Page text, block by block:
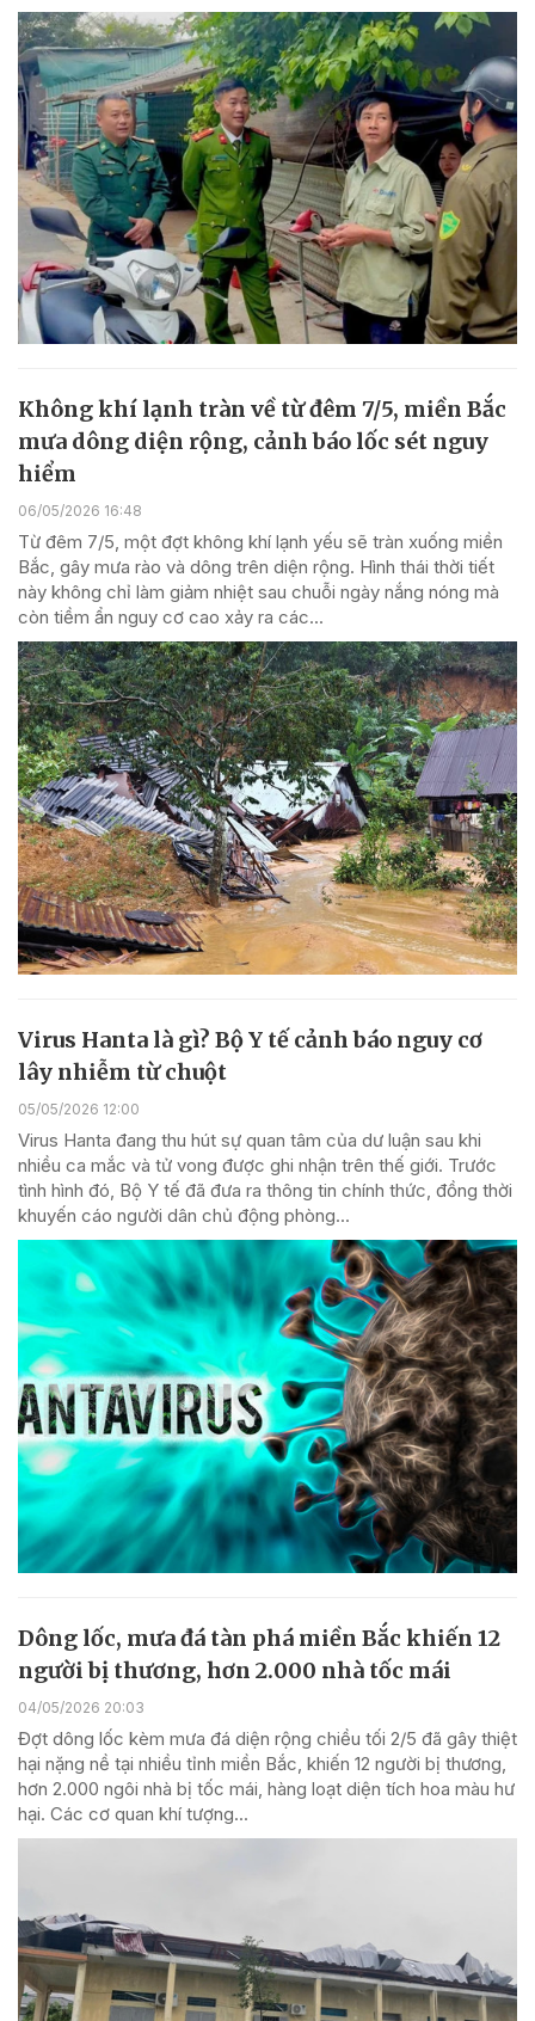
Không khí lạnh tràn về từ đêm 7/5, miền Bắc
mưa dông diện rộng, cảnh báo lốc sét nguy
hiểm
06/05/2026 16:48
Từ đêm 7/5, một đợt không khí lạnh yếu sẽ tràn xuống miền
Bắc, gây mưa rào và dông trên diện rộng. Hình thái thời tiết
này không chỉ làm giảm nhiệt sau chuỗi ngày nắng nóng mà
còn tiềm ẩn nguy cơ cao xảy ra các...
Virus Hanta là gì? Bộ Y tế cảnh báo nguy cơ
lây nhiễm từ chuột
05/05/2026 12:00
Virus Hanta đang thu hút sự quan tâm của dư luận sau khi
nhiều ca mắc và tử vong được ghi nhận trên thế giới. Trước
tình hình đó, Bộ Y tế đã đưa ra thông tin chính thức, đồng thời
khuyến cáo người dân chủ động phòng...
Dông lốc, mưa đá tàn phá miền Bắc khiến 12
người bị thương, hơn 2.000 nhà tốc mái
04/05/2026 20:03
Đợt dông lốc kèm mưa đá diện rộng chiều tối 2/5 đã gây thiệt
hại nặng nề tại nhiều tỉnh miền Bắc, khiến 12 người bị thương,
hơn 2.000 ngôi nhà bị tốc mái, hàng loạt diện tích hoa màu hư
hại. Các cơ quan khí tượng...